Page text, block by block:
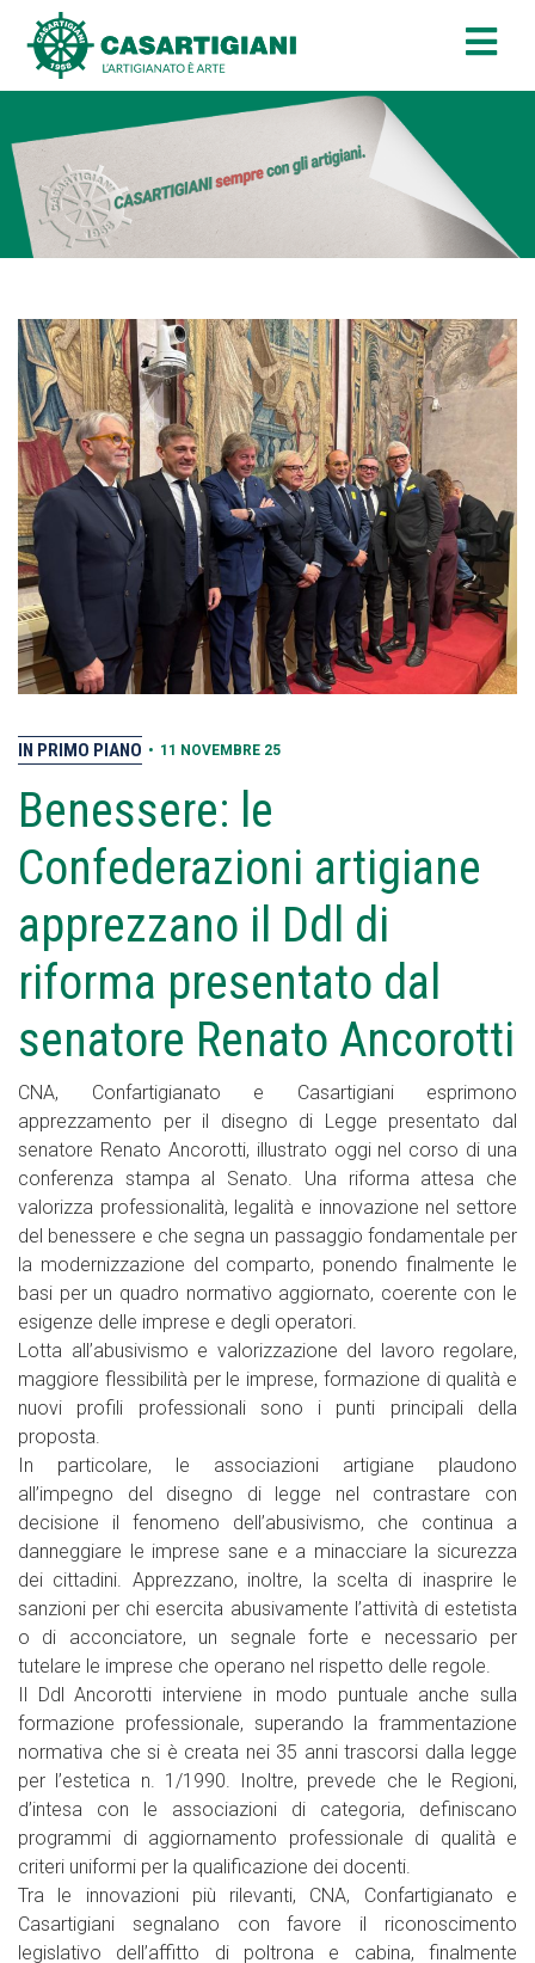
IN PRIMO PIANO • 11 NOVEMBRE 25
Benessere: le
Confederazioni artigiane
apprezzano il Ddl di
riforma presentato dal
senatore Renato Ancorotti
CNA, Confartigianato e Casartigiani esprimono
apprezzamento per il disegno di Legge presentato dal
senatore Renato Ancorotti, illustrato oggi nel corso di una
conferenza stampa al Senato. Una riforma attesa che
valorizza professionalità, legalità e innovazione nel settore
del benessere e che segna un passaggio fondamentale per
la modernizzazione del comparto, ponendo finalmente le
basi per un quadro normativo aggiornato, coerente con le
esigenze delle imprese e degli operatori.
Lotta all’abusivismo e valorizzazione del lavoro regolare,
maggiore flessibilità per le imprese, formazione di qualità e
nuovi profili professionali sono i punti principali della
proposta.
In particolare, le associazioni artigiane plaudono
all’impegno del disegno di legge nel contrastare con
decisione il fenomeno dell’abusivismo, che continua a
danneggiare le imprese sane e a minacciare la sicurezza
dei cittadini. Apprezzano, inoltre, la scelta di inasprire le
sanzioni per chi esercita abusivamente l’attività di estetista
o di acconciatore, un segnale forte e necessario per
tutelare le imprese che operano nel rispetto delle regole.
Il Ddl Ancorotti interviene in modo puntuale anche sulla
formazione professionale, superando la frammentazione
normativa che si è creata nei 35 anni trascorsi dalla legge
per l’estetica n. 1/1990. Inoltre, prevede che le Regioni,
d’intesa con le associazioni di categoria, definiscano
programmi di aggiornamento professionale di qualità e
criteri uniformi per la qualificazione dei docenti.
Tra le innovazioni più rilevanti, CNA, Confartigianato e
Casartigiani segnalano con favore il riconoscimento
legislativo dell’affitto di poltrona e cabina, finalmente